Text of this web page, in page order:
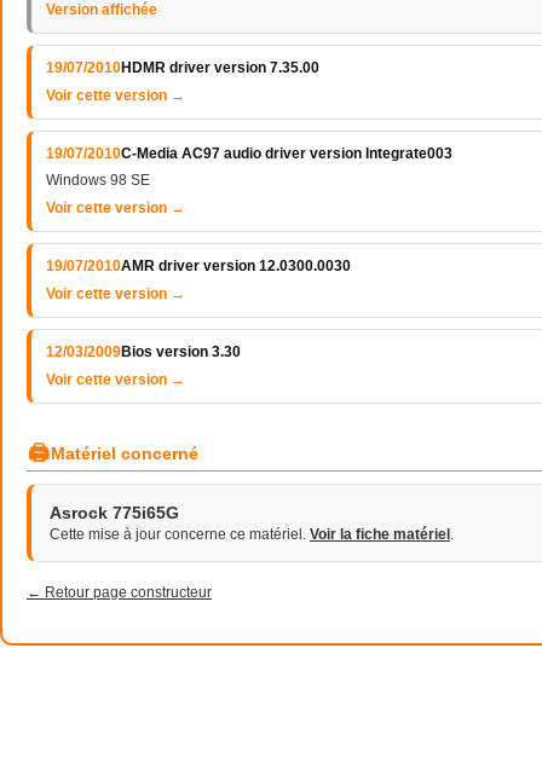
Version affichée
19/07/2010HDMR driver version 7.35.00
Voir cette version →
19/07/2010C-Media AC97 audio driver version Integrate003
Windows 98 SE
Voir cette version →
19/07/2010AMR driver version 12.0300.0030
Voir cette version →
12/03/2009Bios version 3.30
Voir cette version →
🖨Matériel concerné
Asrock 775i65G
Cette mise à jour concerne ce matériel. Voir la fiche matériel .
← Retour page constructeur